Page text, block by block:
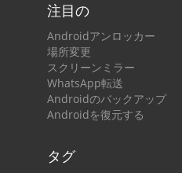
注目の
Androidアンロッカー
場所変更
スクリーンミラー
WhatsApp転送
Androidのバックアップ
Androidを復元する
タグ